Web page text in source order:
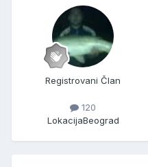
Registrovani Član
120
LokacijaBeograd